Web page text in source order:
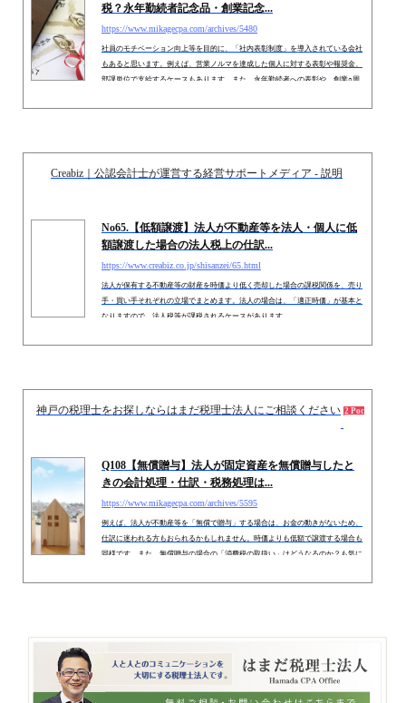
税？永年勤続者記念品・創業記念...
https://www.mikagecpa.com/archives/5480
社員のモチベーション向上等を目的に、「社内表彰制度」を導入されている会社
もあると思います。例えば、営業ノルマを達成した個人に対する表彰や報奨金、
部課単位で支給するケースもあります。また、永年勤続者への表彰や、創業○周
ド」を支給するケースもありますね。こういった取引は、法人と従業員での取引
Creabiz｜公認会計士が運営する経営サポートメディア - 説明
No65.【低額譲渡】法人が不動産等を法人・個人に低
額譲渡した場合の法人税上の仕訳...
https://www.creabiz.co.jp/shisanzei/65.html
法人が保有する不動産等の財産を時価より低く売却した場合の課税関係を、売り
手・買い手それぞれの立場でまとめます。法人の場合は、「適正時価」が基本と
なりますので、法人税等が課税されるケースがあります。
神戸の税理士をお探しならはまだ税理士法人にご相談ください 2 Pockets
Q108【無償贈与】法人が固定資産を無償贈与したと
きの会計処理・仕訳・税務処理は...
https://www.mikagecpa.com/archives/5595
例えば、法人が不動産等を「無償で贈与」する場合は、お金の動きがないため、
仕訳に迷われる方もおられるかもしれません。時価よりも低額で譲渡する場合も
同様です。また、無償贈与の場合の「消費税の取扱い」はどうなるのか？も気に
なく、贈与を行った法人側にも課税されるケースがあります。今回は、法人が